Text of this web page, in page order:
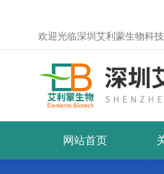
欢迎光临深圳艾利蒙生物科
网站首页